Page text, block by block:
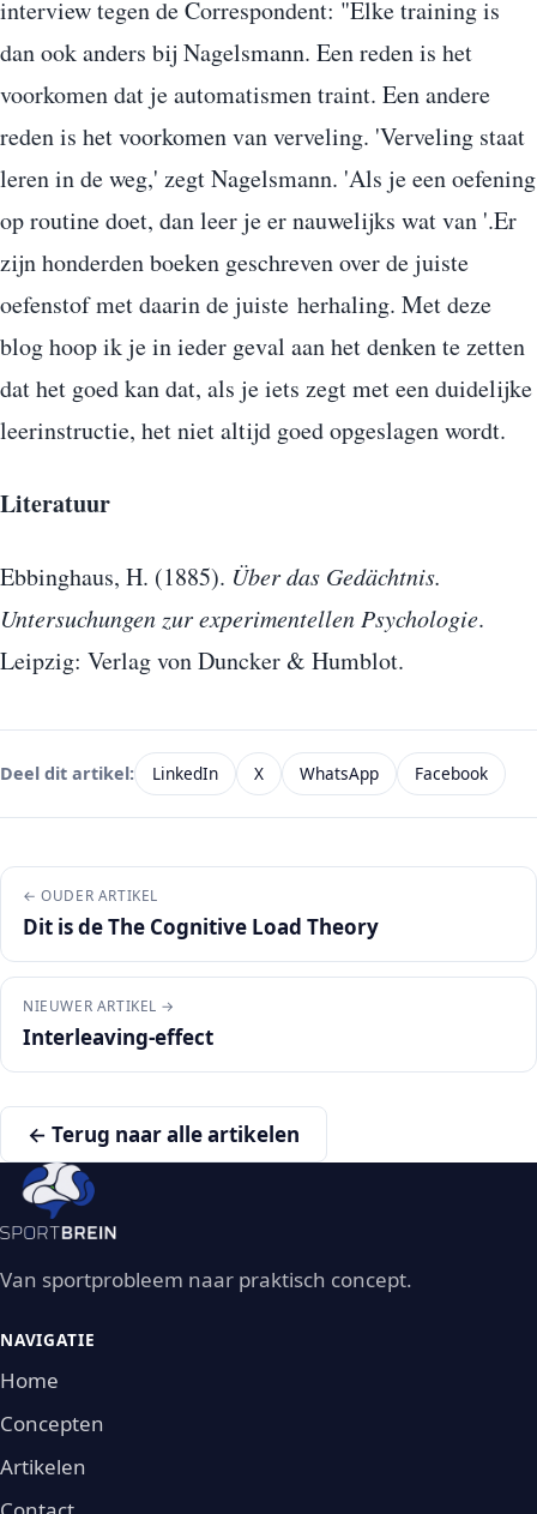
interview tegen de Correspondent: "Elke training is
dan ook anders bij Nagelsmann. Een reden is het
voorkomen dat je automatismen traint. Een andere
reden is het voorkomen van verveling. 'Verveling staat
leren in de weg,' zegt Nagelsmann. 'Als je een oefening
op routine doet, dan leer je er nauwelijks wat van '.Er
zijn honderden boeken geschreven over de juiste
oefenstof met daarin de juiste herhaling. Met deze
blog hoop ik je in ieder geval aan het denken te zetten
dat het goed kan dat, als je iets zegt met een duidelijke
leerinstructie, het niet altijd goed opgeslagen wordt.
Literatuur
Ebbinghaus, H. (1885). Über das Gedächtnis.
Untersuchungen zur experimentellen Psychologie.
Leipzig: Verlag von Duncker & Humblot.
Deel dit artikel: LinkedIn X WhatsApp Facebook
← OUDER ARTIKEL
Dit is de The Cognitive Load Theory
NIEUWER ARTIKEL →
Interleaving-effect
← Terug naar alle artikelen
Van sportprobleem naar praktisch concept.
NAVIGATIE
Home
Concepten
Artikelen